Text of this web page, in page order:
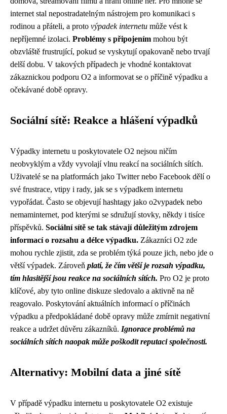
internet stal nepostradatelným nástrojem pro komunikaci s
rodinou a přáteli, a proto výpadek internetu může vést k
nepříjemné izolaci. Problémy s připojením mohou být
obzvláště frustrující, pokud se vyskytují opakovaně nebo trvají
delší dobu. V takových případech je vhodné kontaktovat
zákaznickou podporu O2 a informovat se o příčině výpadku a
očekávané době opravy.
Sociální sítě: Reakce a hlášení výpadků
Výpadky internetu u poskytovatele O2 nejsou ničím
neobvyklým a vždy vyvolají vlnu reakcí na sociálních sítích.
Uživatelé se na platformách jako Twitter nebo Facebook dělí o
své frustrace, vtipy i rady, jak se s výpadkem internetu
vypořádat. Často se objevují hashtagy jako o2vypadek nebo
nemaminternet, pod kterými se sdružují stovky, někdy i tisíce
příspěvků. Sociální sítě se tak stávají důležitým zdrojem
informací o rozsahu a délce výpadku. Zákazníci O2 zde
mohou rychle zjistit, zda se problém týká pouze jich, nebo jde o
větší výpadek. Zároveň platí, že čím větší je rozsah výpadku,
tím hlasitější jsou reakce na sociálních sítích. Pro O2 je proto
klíčové, aby tyto online diskuze sledovalo a aktivně na ně
reagovalo. Poskytování aktuálních informací o příčinách
výpadku a předpokládané době opravy může zmírnit negativní
reakce a udržet důvěru zákazníků. Ignorace problémů na
sociálních sítích naopak může poškodit reputaci společnosti.
Alternativy: Mobilní data a jiné sítě
V případě výpadku internetu u poskytovatele O2 existuje